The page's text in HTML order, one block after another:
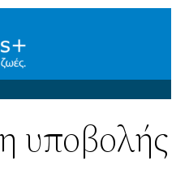
υποβολής